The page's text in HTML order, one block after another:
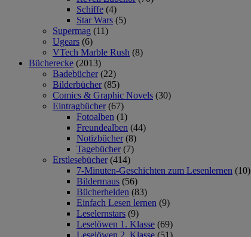
Schiffe (4)
Star Wars (5)
Supermag (11)
Ugears (6)
VTech Marble Rush (8)
Bücherecke (2013)
Badebücher (22)
Bilderbücher (85)
Comics & Graphic Novels (30)
Eintragbücher (67)
Fotoalben (1)
Freundealben (44)
Notizbücher (8)
Tagebücher (7)
Erstlesebücher (414)
7-Minuten-Geschichten zum Lesenlernen (10)
Bildermaus (56)
Bücherhelden (83)
Einfach Lesen lernen (9)
Leselernstars (9)
Leselöwen 1. Klasse (69)
Leselöwen 2. Klasse (51)